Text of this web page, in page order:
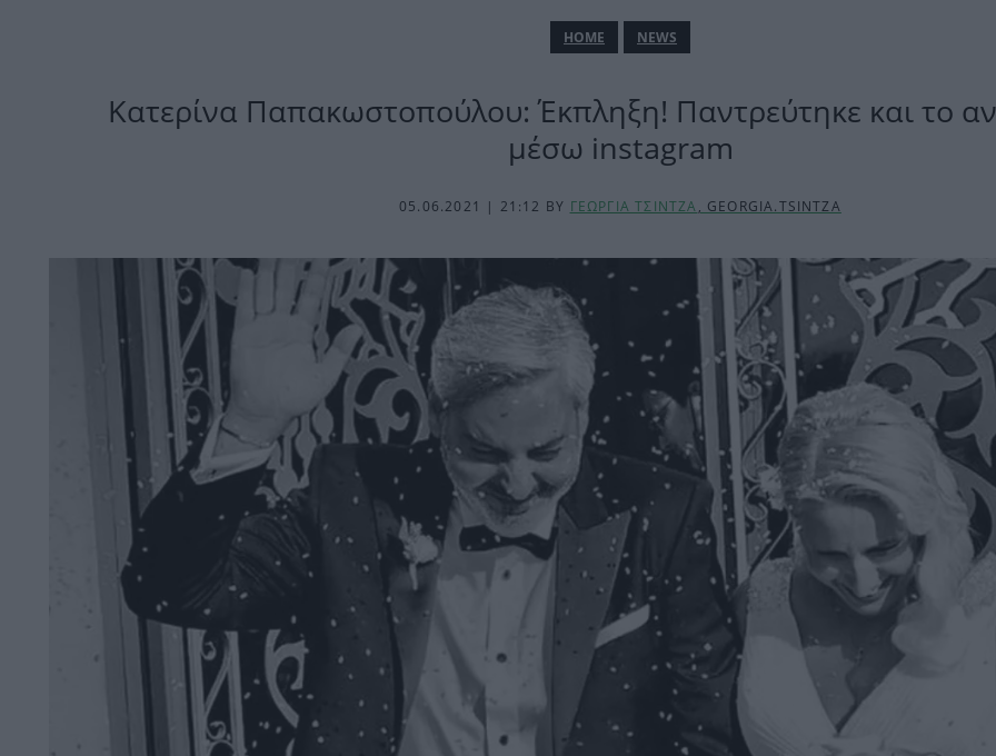
ΗΟΜΕ NEWS
Kατερίνα Παπακωστοπούλου: Έκπληξη! Παντρεύτηκε και το
μέσω instagram
05.06.2021 | 21:12 BY ΓΕΩΡΓΙΑ ΤΣΙΝΤΖΑ, GEORGIA.TSINTZA